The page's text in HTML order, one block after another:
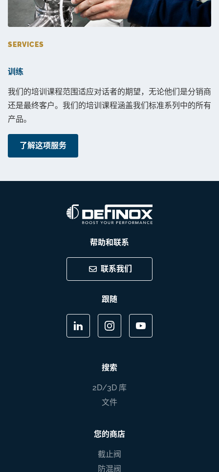
SERVICES
训练
我们的培训课程范围适应对话者的期望，无论他们是分销商
还是最终客户。我们的培训课程涵盖我们标准系列中的所有
产品。
了解这项服务
帮助和联系
联系我们
跟随
搜索
2D/3D 库
文件
您的商店
截止阀
防混阀